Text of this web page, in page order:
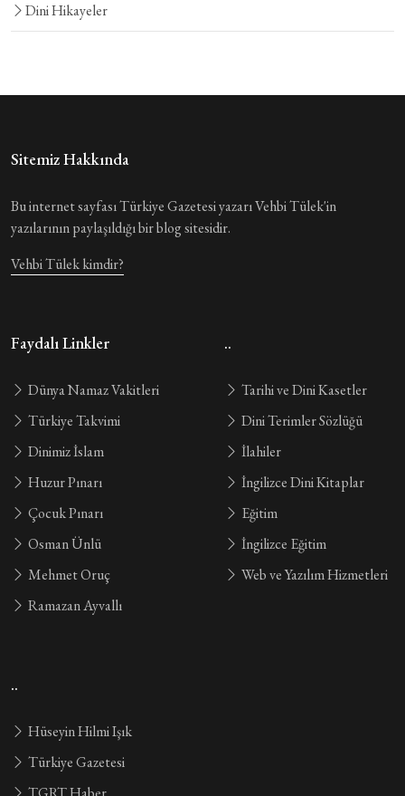
Dini Hikayeler
Sitemiz Hakkında
Bu internet sayfası Türkiye Gazetesi yazarı Vehbi Tülek'in
yazılarının paylaşıldığı bir blog sitesidir.
Vehbi Tülek kimdir?
Faydalı Linkler
Dünya Namaz Vakitleri
Türkiye Takvimi
Dinimiz İslam
Huzur Pınarı
Çocuk Pınarı
Osman Ünlü
Mehmet Oruç
Ramazan Ayvallı
..
Tarihi ve Dini Kasetler
Dini Terimler Sözlüğü
İlahiler
İngilizce Dini Kitaplar
Eğitim
İngilizce Eğitim
Web ve Yazılım Hizmetleri
..
Hüseyin Hilmi Işık
Türkiye Gazetesi